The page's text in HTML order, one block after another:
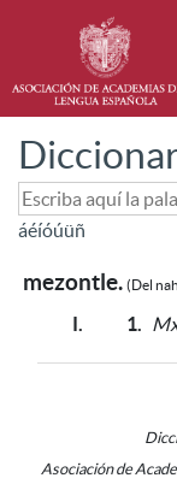
áéíóúüñ
mezontle. (Del
I. 1.
Asociación de